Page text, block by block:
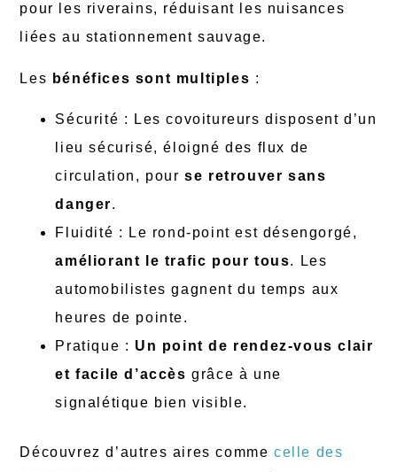
pour les riverains, réduisant les nuisances
liées au stationnement sauvage.
Les bénéfices sont multiples :
Sécurité : Les covoitureurs disposent d’un
lieu sécurisé, éloigné des flux de
circulation, pourse retrouver sans
danger.
Fluidité : Le rond-point est désengorgé,
améliorant le trafic pour tous. Les
automobilistes gagnent du temps aux
heures de pointe.
Pratique : Un point de rendez-vous clair
et facile d’accès grâce à une
signalétique bien visible.
Découvrez d’autres aires commecelle des